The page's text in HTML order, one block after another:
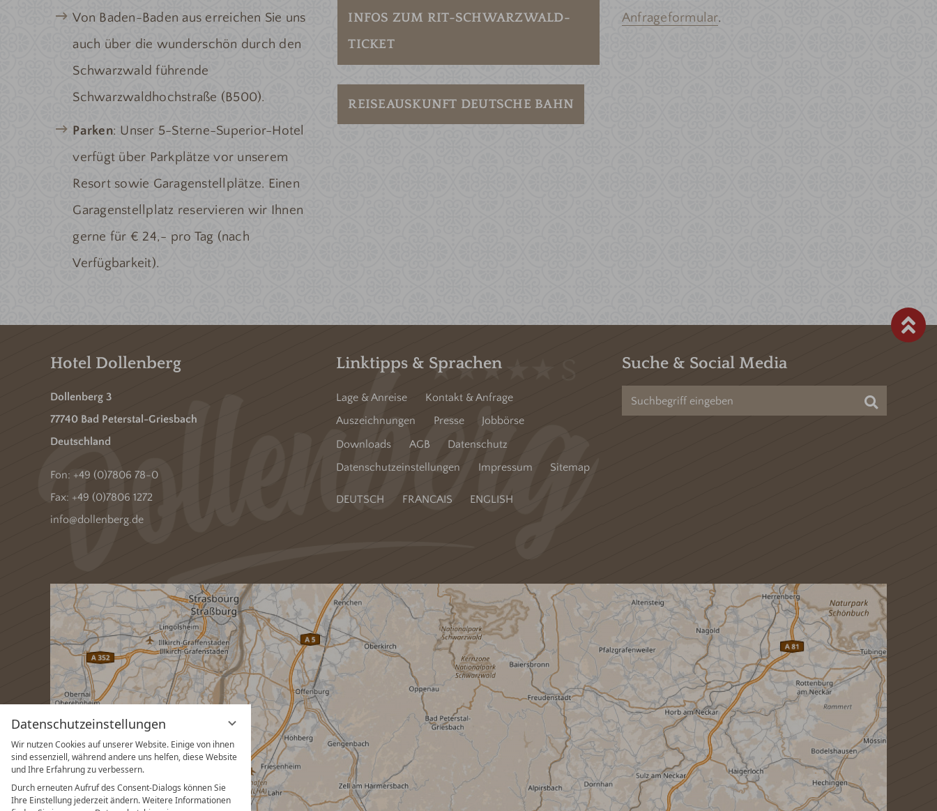
Datenschutzeinstellungen
Wir nutzen Cookies auf unserer Website. Einige von ihnen
sind essenziell, während andere uns helfen, diese Website
und Ihre Erfahrung zu verbessern.
Durch erneuten Aufruf des Consent-Dialogs können Sie
Ihre Einstellung jederzeit ändern. Weitere Informationen
Von Baden-Baden aus erreichen Sie uns
auch über die wunderschön durch den
Schwarzwald führende
Schwarzwaldhochstraße (B500).
Parken: Unser 5-Sterne-Superior-Hotel
verfügt über Parkplätze vor unserem
Resort sowie Garagenstellplätze. Einen
Garagenstellplatz reservieren wir Ihnen
gerne für € 24,- pro Tag (nach
Verfügbarkeit).
INFOS ZUM RIT-SCHWARZWALD-
TICKET
REISEAUSKUNFT DEUTSCHE BAHN
Anfrageformular.
Hotel Dollenberg
Dollenberg 3
77740 Bad Peterstal-Griesbach
Deutschland
Fon: +49 (0)7806 78-0
Fax: +49 (0)7806 1272
info@dollenberg.de
Linktipps & Sprachen
Lage & Anreise
Kontakt & Anfrage
Auszeichnungen
Presse
Jobbörse
Downloads
AGB
Datenschutz
Datenschutzeinstellungen
Impressum Sitemap
DEUTSCH FRANCAIS ENGLISH
Suche & Social Media